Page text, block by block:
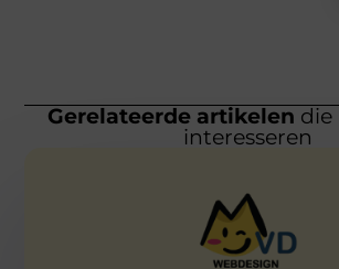
Gerelateerde artikelen die
interesseren